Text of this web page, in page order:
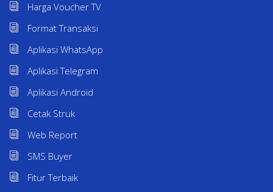
Harga Voucher TV
Format Transaksi
Aplikasi WhatsApp
Aplikasi Telegram
Aplikasi Android
Cetak Struk
Web Report
SMS Buyer
Fitur Terbaik